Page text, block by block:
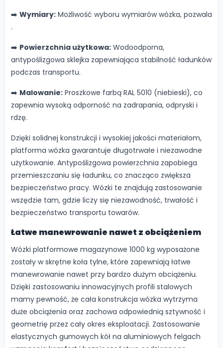
➡️ Wymiary: Możliwość wyboru wymiarów wózka, pozwala
.
➡️ Powierzchnia użytkowa: Wodoodporna,
antypoślizgowa sklejka zapewniająca stabilność ładunków
podczas transportu.
➡️ Malowanie: Proszkowe farbą RAL 5010 (niebieski), co
zapewnia wysoką odporność na zadrapania, odpryski i
rdzę.
Dzięki solidnej konstrukcji i wysokiej jakości materiałom,
platforma wózka gwarantuje długotrwałe i niezawodne
użytkowanie. Antypoślizgowa powierzchnia zapobiega
przemieszczaniu się ładunku, co znacząco zwiększa
bezpieczeństwo pracy. Wózki te znajdują zastosowanie
wszędzie tam, gdzie liczy się niezawodność, trwałość i
bezpieczeństwo transportu towarów.
Łatwe manewrowanie nawet z obciążeniem
Wózki platformowe magazynowe 1000 kg wyposażone
zostały w skrętne koła tylne, które zapewniają łatwe
manewrowanie nawet przy bardzo dużym obciążeniu.
Dzięki zastosowaniu innowacyjnych profili stalowych
mamy pewność, że cała konstrukcja wózka wytrzyma
duże obciążenia oraz zachowa odpowiednią sztywność i
geometrię przez cały okres eksploatacji. Zastosowanie
elastycznych gumowych kół na aluminiowych felgach